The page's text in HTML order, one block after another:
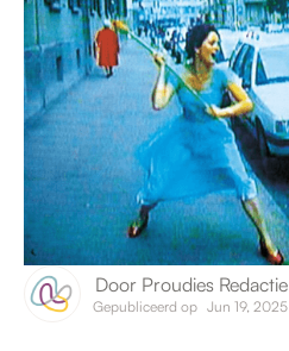
Door Proudies Redactie
Gepubliceerd op Jun 19, 2025